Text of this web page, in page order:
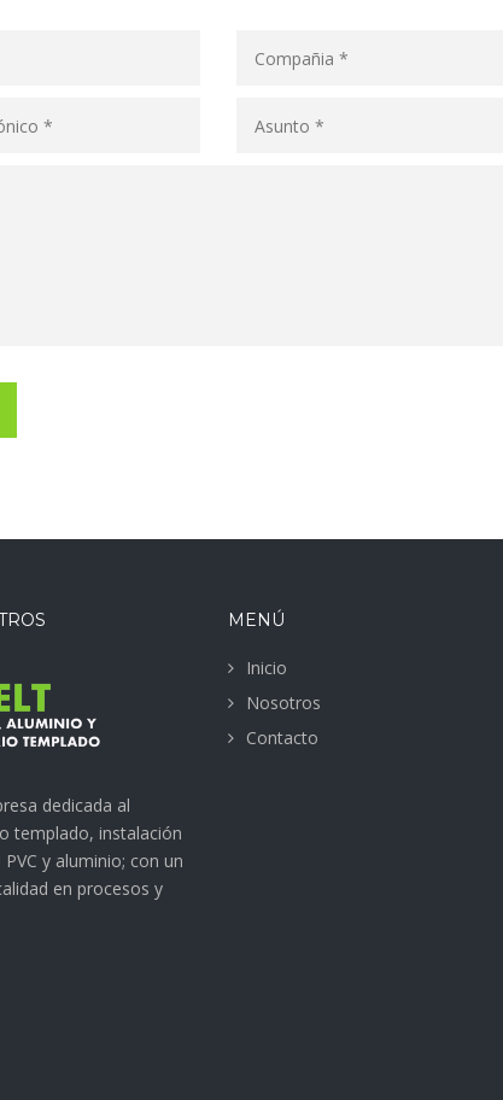
dedicada al
templado, instalación
y aluminio; con un
en procesos y
MENÚ
Inicio
Nosotros
Contacto